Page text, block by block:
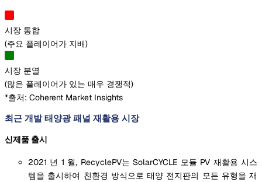
시장 통합
(주요 플레이어가 지배)
시장 분열
(많은 플레이어가 있는 매우 경쟁적)
*출처: Coherent Market Insights
최근 개발 태양광 패널 재활용 시장
신제품 출시
2021 년 1 월, RecyclePV는 SolarCYCLE 모듈 PV 재활용 시스
템을 출시하여 친환경 방식으로 태양 전지판의 모든 유형을 재